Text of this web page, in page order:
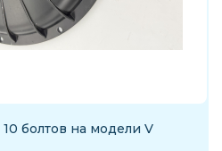
болтов на модели V